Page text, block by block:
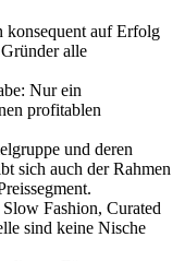
konsequent auf Erfolg
alle
Nur ein
profitablen
und deren
sich auch der Rahmen
Fashion, Curated
sind keine Nische